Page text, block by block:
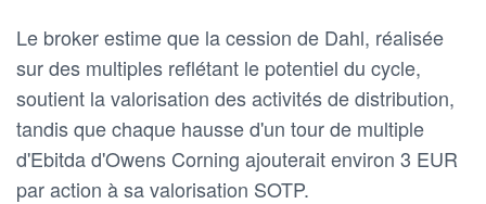
Le broker estime que la cession de Dahl, réalisée
sur des multiples reflétant le potentiel du cycle,
soutient la valorisation des activités de distribution,
tandis que chaque hausse d'un tour de multiple
d'Ebitda d'Owens Corning ajouterait environ 3 EUR
par action à sa valorisation SOTP.